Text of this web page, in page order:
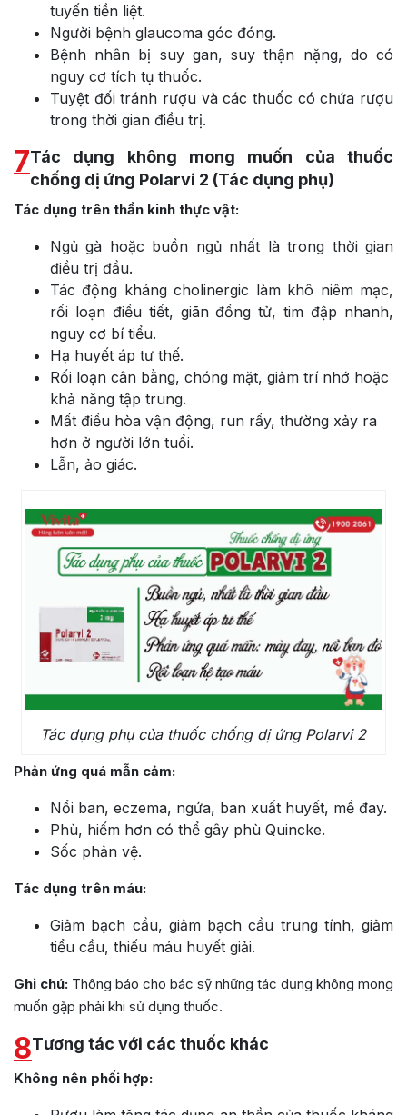
tuyến tiền liệt.
Người bệnh glaucoma góc đóng.
Bệnh nhân bị suy gan, suy thận nặng, do có
nguy cơ tích tụ thuốc.
Tuyệt đối tránh rượu và các thuốc có chứa rượu
trong thời gian điều trị.
7Tác dụng không mong muốn của thuốc
chống dị ứng Polarvi 2 (Tác dụng phụ)
Tác dụng trên thần kinh thực vật:
Ngủ gà hoặc buồn ngủ nhất là trong thời gian
điều trị đầu.
Tác động kháng cholinergic làm khô niêm mạc,
rối loạn điều tiết, giãn đồng tử, tim đập nhanh,
nguy cơ bí tiểu.
Hạ huyết áp tư thế.
Rối loạn cân bằng, chóng mặt, giảm trí nhớ hoặc
khả năng tập trung.
Mất điều hòa vận động, run rẩy, thường xảy ra
hơn ở người lớn tuổi.
Lẫn, ảo giác.
Tác dụng phụ của thuốc chống dị ứng Polarvi 2
Phản ứng quá mẫn cảm:
Nổi ban, eczema, ngứa, ban xuất huyết, mề đay.
Phù, hiếm hơn có thể gây phù Quincke.
Sốc phản vệ.
Tác dụng trên máu:
Giảm bạch cầu, giảm bạch cầu trung tính, giảm
tiểu cầu, thiếu máu huyết giải.
Ghi chú: Thông báo cho bác sỹ những tác dụng không mong
muốn gặp phải khi sử dụng thuốc.
8Tương tác với các thuốc khác
Không nên phối hợp: